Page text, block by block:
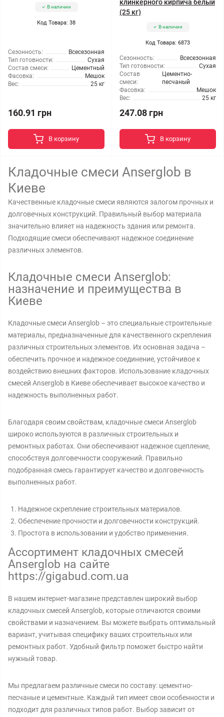
В наличии
Код Товара: 38
Сезонность:
Всесезонная
Тип готовности:
Сухая
Состав смеси:
Цементный
Фасовка:
Мешок
Вес:
25 кг
160.91 грн
В корзину
клинкерного кирпича белый
(25 кг)
В наличии
Код Товара: 6873
Сезонность:
Всесезонная
Тип готовности:
Сухая
Состав
смеси:
Цементно-
песчаный
Фасовка:
Мешок
Вес:
25 кг
247.08 грн
В корзину
Кладочные смеси Anserglob в
Киеве
Качественные кладочные смеси являются залогом прочных и
долговечных конструкций. Правильный выбор материала
значительно влияет на надежность здания или ремонта.
Подходящие смеси обеспечивают надежное соединение
различных элементов.
Кладочные смеси Anserglob:
назначение и преимущества в
Киеве
Кладочные смеси Anserglob – это специальные строительные
материалы, предназначенные для качественного скрепления
различных строительных элементов. Их основная задача –
обеспечить прочное и надежное соединение, устойчивое к
воздействию внешних факторов. Использование кладочных
смесей Anserglob в Киеве обеспечивает высокое качество и
надежность выполненных работ.
Благодаря своим свойствам, кладочные смеси Anserglob
широко используются в различных строительных и
ремонтных работах. Они обеспечивают надежное сцепление,
способствуя долговечности сооружений. Правильно
подобранная смесь гарантирует качество и долговечность
выполненных работ.
Надежное скрепление строительных материалов.
Обеспечение прочности и долговечности конструкций.
Простота в использовании и удобство применения.
Ассортимент кладочных смесей
Anserglob на сайте
https://gigabud.com.ua
В нашем интернет-магазине представлен широкий выбор
кладочных смесей Anserglob, которые отличаются своими
свойствами и назначением. Вы можете выбрать оптимальный
вариант, учитывая специфику ваших строительных или
ремонтных работ. Удобный фильтр поможет быстро найти
нужный товар.
Мы предлагаем различные смеси по составу: цементно-
песчаные и цементные. Каждый тип имеет свои особенности и
подходит для различных типов работ. Выбор зависит от